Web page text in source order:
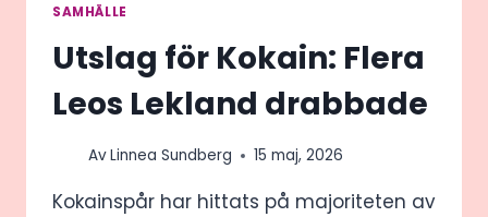
SAMHÄLLE
Utslag för Kokain: Flera
Leos Lekland drabbade
AvLinnea Sundberg 15 maj, 2026
Kokainspår har hittats på majoriteten av